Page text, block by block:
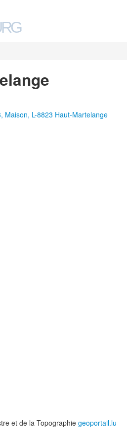
Maison, L-8823 Haut-Martelange
et de la Topographie geoportail.lu